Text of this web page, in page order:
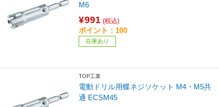
M6
¥991 (税込)
ポイント：100
在庫あり
TOP工業
電動ドリル用蝶ネジソケット M4・M5共
通 ECSM45